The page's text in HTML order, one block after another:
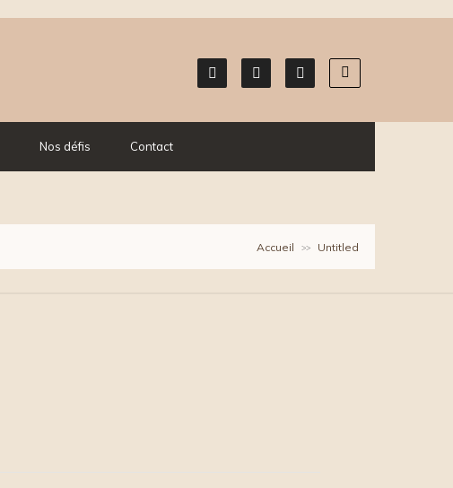
Nos défis Contact
Accueil >> Untitled